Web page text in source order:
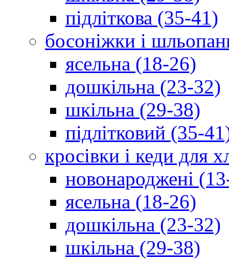
підліткова (35-41)
босоніжки і
ясельна (18-26)
дошкільна (23-32)
шкільна (29-38)
підлітковий (35-
кросівки і кеди для
новонароджені
ясельна (18-26)
дошкільна (23-32)
шкільна (29-38)